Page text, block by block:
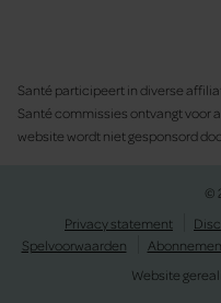
Santé participeert in diverse
Santé commissies ontvangt voor
website wordt niet gesponsord
©
Privacy statement
Spelvoorwaarden
Website